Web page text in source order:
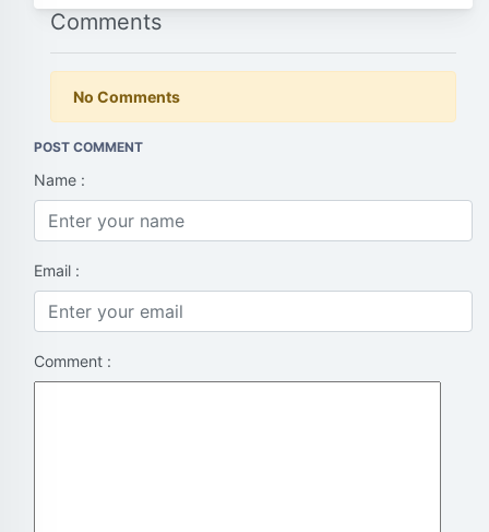
Comments
No Comments
POST COMMENT
Name :
Email :
Comment :